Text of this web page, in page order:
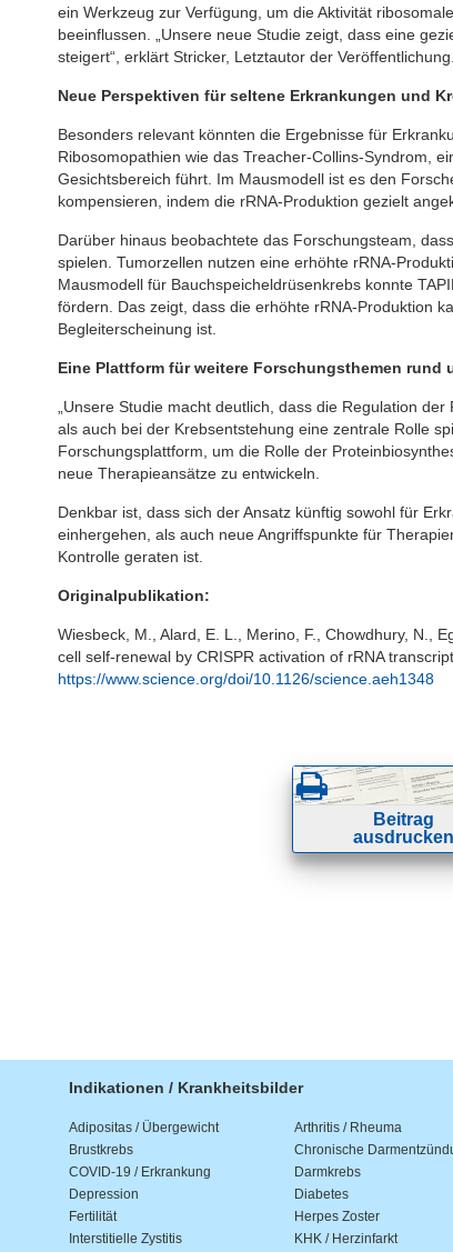
ein Werkzeug zur Verfügung, um die Aktivität
beeinflussen. „Unsere neue Studie zeigt, dass eine
steigert“, erklärt Stricker, Letztautor der Veröffentlichung.
Neue Perspektiven für seltene Erkrankungen und
Besonders relevant könnten die Ergebnisse für
Ribosomopathien wie das Treacher-Collins-Syndrom,
Gesichtsbereich führt. Im Mausmodell ist es den
kompensieren, indem die rRNA-Produktion gezielt
Darüber hinaus beobachtete das Forschungsteam,
spielen. Tumorzellen nutzen eine erhöhte rRNA-
Mausmodell für Bauchspeicheldrüsenkrebs konnte
fördern. Das zeigt, dass die erhöhte rRNA-Produktion
Begleiterscheinung ist.
Eine Plattform für weitere Forschungsthemen rund
„Unsere Studie macht deutlich, dass die Regulation
als auch bei der Krebsentstehung eine zentrale Rolle
Forschungsplattform, um die Rolle der
neue Therapieansätze zu entwickeln.
Denkbar ist, dass sich der Ansatz künftig sowohl für
einhergehen, als auch neue Angriffspunkte für
Kontrolle geraten ist.
Originalpublikation:
Wiesbeck, M., Alard, E. L., Merino, F., Chowdhury, N.,
cell self-renewal by CRISPR activation of rRNA
https://www.science.org/doi/10.1126/science.aeh1348
Beitrag
ausdrucken
Indikationen / Krankheitsbilder
Adipositas / Übergewicht Arthritis / Rheuma
Brustkrebs
Chronische
COVID-19 / Erkrankung
Darmkrebs
Depression
Diabetes
Fertilität
Herpes Zoster
Interstitielle Zystitis
KHK / Herzinfarkt